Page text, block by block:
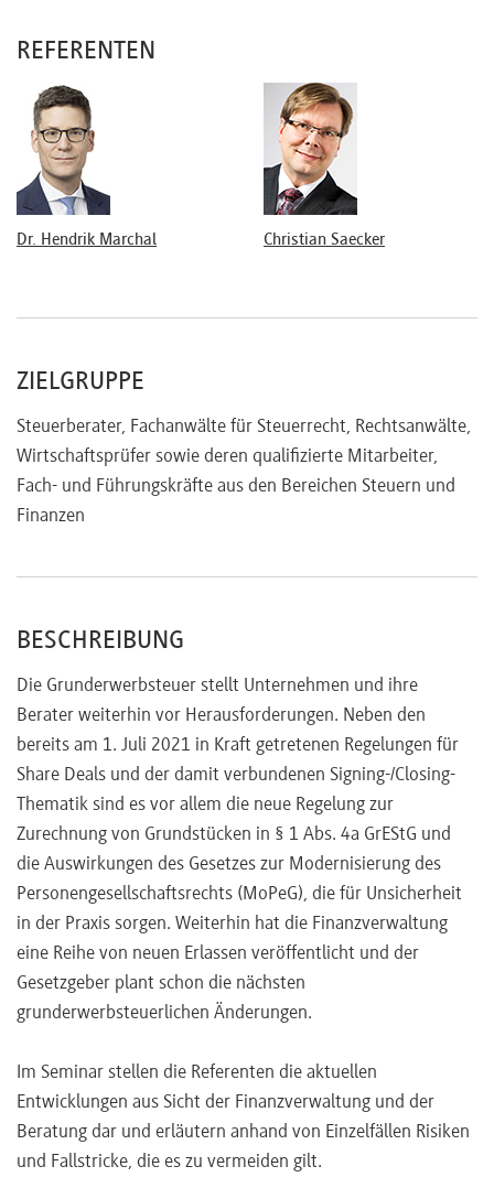
REFERENTEN
Dr. Hendrik Marchal Christian Saecker
ZIELGRUPPE
Steuerberater, Fachanwälte für Steuerrecht, Rechtsanwälte,
Wirtschaftsprüfer sowie deren qualifizierte Mitarbeiter,
Fach- und Führungskräfte aus den Bereichen Steuern und
Finanzen
BESCHREIBUNG
Die Grunderwerbsteuer stellt Unternehmen und ihre
Berater weiterhin vor Herausforderungen. Neben den
bereits am 1. Juli 2021 in Kraft getretenen Regelungen für
Share Deals und der damit verbundenen Signing-/Closing-
Thematik sind es vor allem die neue Regelung zur
Zurechnung von Grundstücken in § 1 Abs. 4a GrEStG und
die Auswirkungen des Gesetzes zur Modernisierung des
Personengesellschaftsrechts (MoPeG), die für Unsicherheit
in der Praxis sorgen. Weiterhin hat die Finanzverwaltung
eine Reihe von neuen Erlassen veröffentlicht und der
Gesetzgeber plant schon die nächsten
grunderwerbsteuerlichen Änderungen.
Im Seminar stellen die Referenten die aktuellen
Entwicklungen aus Sicht der Finanzverwaltung und der
Beratung dar und erläutern anhand von Einzelfällen Risiken
und Fallstricke, die es zu vermeiden gilt.